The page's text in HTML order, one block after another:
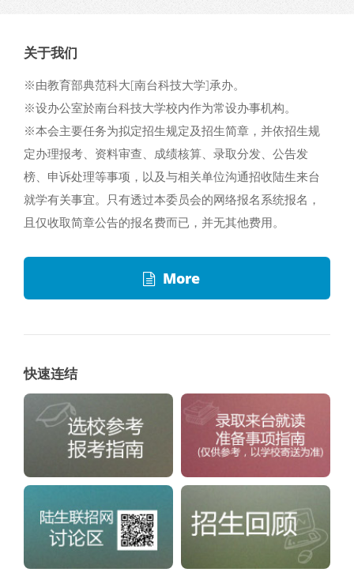
关于我们
※由教育部典范科大[南台科技大学]承办。
※设办公室於南台科技大学校内作为常设办事机构。
※本会主要任务为拟定招生规定及招生简章，并依招生规
定办理报考、资料审查、成绩核算、录取分发、公告发
榜、申诉处理等事项，以及与相关单位沟通招收陆生来台
就学有关事宜。只有透过本委员会的网络报名系统报名，
且仅收取简章公告的报名费而已，并无其他费用。
More
快速连结